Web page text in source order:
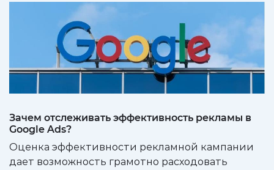
Зачем отслеживать эффективность рекламы в
Google Ads?
Оценка эффективности рекламной кампании
дает возможность грамотно расходовать